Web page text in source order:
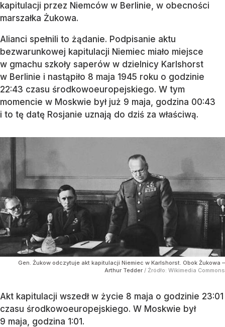
kapitulacji przez Niemców w Berlinie, w obecności
marszałka Żukowa.
Alianci spełnili to żądanie. Podpisanie aktu
bezwarunkowej kapitulacji Niemiec miało miejsce
w gmachu szkoły saperów w dzielnicy Karlshorst
w Berlinie i nastąpiło 8 maja 1945 roku o godzinie
22:43 czasu środkowoeuropejskiego. W tym
momencie w Moskwie był już 9 maja, godzina 00:43
i to tę datę Rosjanie uznają do dziś za właściwą.
Gen. Żukow odczytuje akt kapitulacji Niemiec w Karlshorst. Obok Żukowa –
Arthur Tedder / Źródło: Wikimedia Commons
Akt kapitulacji wszedł w życie 8 maja o godzinie 23:01
czasu środkowoeuropejskiego. W Moskwie był
9 maja, godzina 1:01.